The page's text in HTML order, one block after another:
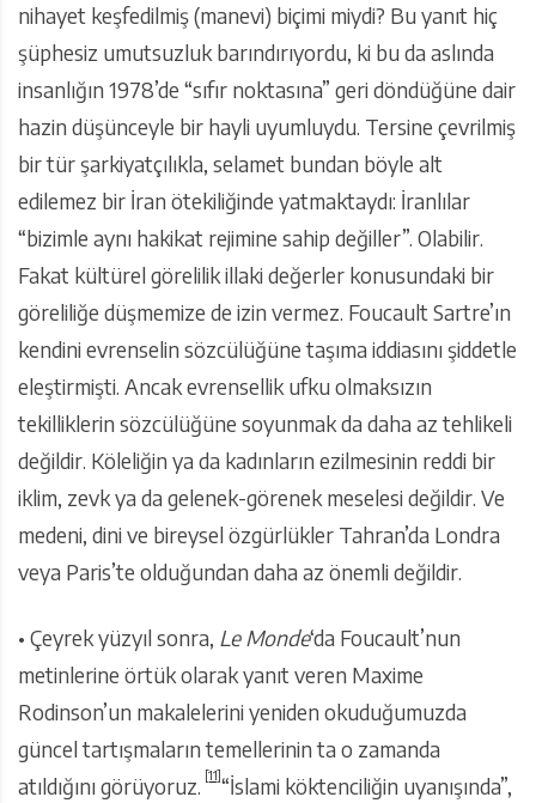
nihayet keşfedilmiş (manevi) biçimi miydi? Bu yanıt hiç
şüphesiz umutsuzluk barındırıyordu, ki bu da aslında
insanlığın 1978’de “sıfır noktasına” geri döndüğüne dair
hazin düşünceyle bir hayli uyumluydu. Tersine çevrilmiş
bir tür şarkiyatçılıkla, selamet bundan böyle alt
edilemez bir İran ötekiliğinde yatmaktaydı: İranlılar
“bizimle aynı hakikat rejimine sahip değiller”. Olabilir.
Fakat kültürel görelilik illaki değerler konusundaki bir
göreliliğe düşmemize de izin vermez. Foucault Sartre’ın
kendini evrenselin sözcülüğüne taşıma iddiasını şiddetle
eleştirmişti. Ancak evrensellik ufku olmaksızın
tekilliklerin sözcülüğüne soyunmak da daha az tehlikeli
değildir. Köleliğin ya da kadınların ezilmesinin reddi bir
iklim, zevk ya da gelenek-görenek meselesi değildir. Ve
medeni, dini ve bireysel özgürlükler Tahran’da Londra
veya Paris’te olduğundan daha az önemli değildir.
• Çeyrek yüzyıl sonra, Le Monde‘da Foucault’nun
metinlerine örtük olarak yanıt veren Maxime
Rodinson’un makalelerini yeniden okuduğumuzda
güncel tartışmaların temellerinin ta o zamanda
atıldığını görüyoruz. [11]“İslami köktenciliğin uyanışında”,